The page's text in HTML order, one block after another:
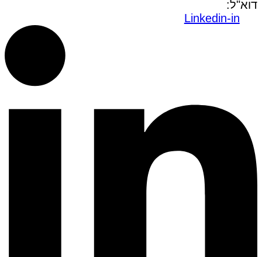
דוא"ל:
Linkedin-in